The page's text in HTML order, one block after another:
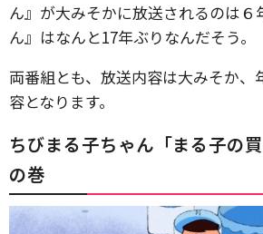
ん』が大みそかに放送されるのは６
ん』はなんと17年ぶりなんだそう。
両番組とも、放送内容は大みそか、
容となります。
ちびまる子ちゃん「まる子の
の巻